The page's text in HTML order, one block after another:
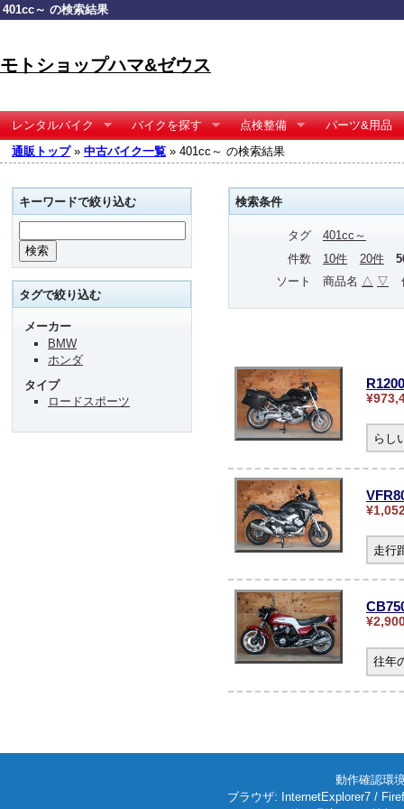
401cc～ の検索結果
モトショップハマ&ゼウス
レンタルバイク バイクを探す 点検整備
パーツ&用品
通販トップ» 中古バイク一覧 » 401cc～ の検索結果
検索条件
タグ
401cc～
件数
10件 20件
ソート
商品名 △ ▽
らし
走行
往年
キーワードで絞り込む
タグで絞り込む
メーカー
BMW
ホンダ
タイプ
ロードスポーツ
動作確認環
ブラウザ: InternetExplorer7 /